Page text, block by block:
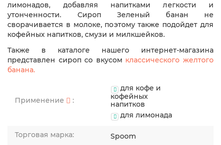
лимонадов, добавляя напитками легкости и
утонченности. Сироп Зеленый банан не
сворачивается в молоке, поэтому также подойдет для
кофейных напитков, смузи и милкшейков.
Также в каталоге нашего интернет-магазина
представлен сироп со вкусом классического желтого
банана.
Применение :
для кофе и
кофейных
напитков
для лимонада
Торговая марка: Spoom